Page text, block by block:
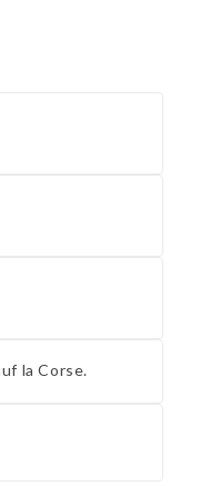
la Corse.